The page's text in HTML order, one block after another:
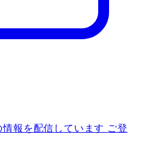
報を配信しています ご登